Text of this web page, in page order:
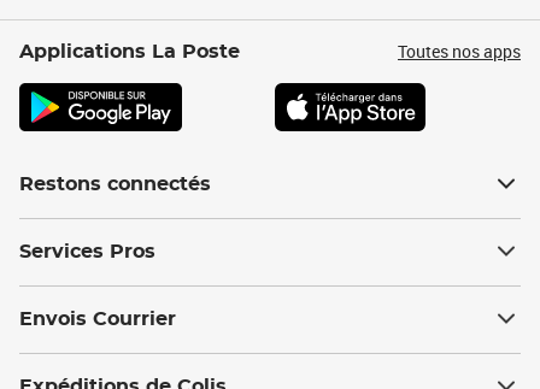
Applications La Poste Toutes nos apps
Restons connectés
Services Pros
Envois Courrier